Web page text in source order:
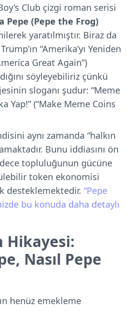
Club çizgi roman serisi
Pepe (Pepe the Frog)
yaratılmıştır. Biraz da
“Amerika’yı Yeniden
Great Again”)
söyleyebiliriz çünkü
sloganı şudur: “Meme
Yap!” (“Make Meme Coins
aynı zamanda “halkın
Bunu iddiasını ön
topluluğunun gücüne
token ekonomisi
desteklemektedir. “Pepe
bu konuda daha detaylı
Hikayesi:
Nasıl Pepe
henüz emekleme